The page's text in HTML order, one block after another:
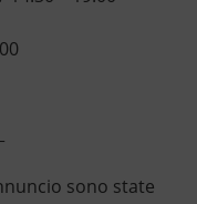
sono state